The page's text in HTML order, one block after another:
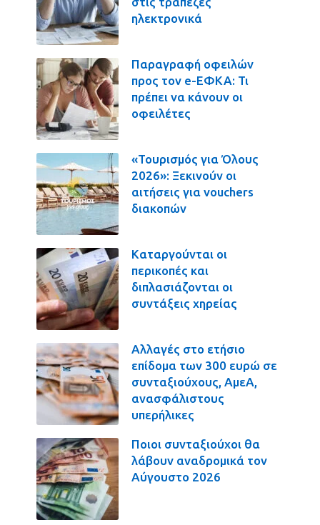
ηλεκτρονικά
Παραγραφή οφειλών
προς τον e-ΕΦΚΑ: Τι
πρέπει να κάνουν οι
οφειλέτες
«Τουρισμός για Όλους
2026»: Ξεκινούν οι
αιτήσεις για vouchers
διακοπών
Καταργούνται οι
περικοπές και
διπλασιάζονται οι
συντάξεις χηρείας
Αλλαγές στο ετήσιο
επίδομα των 300 ευρώ σε
συνταξιούχους, ΑμεΑ,
ανασφάλιστους
υπερήλικες
Ποιοι συνταξιούχοι θα
λάβουν αναδρομικά τον
Αύγουστο 2026